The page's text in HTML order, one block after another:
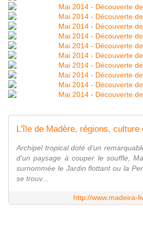
L'île de Madère, régions, culture
Archipel tropical doté d'un
d'un paysage à couper le souffle,
surnommée le Jardin flottant ou la
se trouv...
http://www.madeira-